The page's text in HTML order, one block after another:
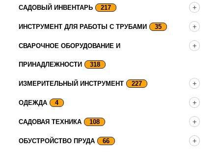
САДОВЫЙ ИНВЕНТАРЬ 217
ИНСТРУМЕНТ ДЛЯ РАБОТЫ С ТРУБАМИ 35
СВАРОЧНОЕ ОБОРУДОВАНИЕ И
ПРИНАДЛЕЖНОСТИ 318
ИЗМЕРИТЕЛЬНЫЙ ИНСТРУМЕНТ 227
ОДЕЖДА 4
САДОВАЯ ТЕХНИКА 108
ОБУСТРОЙСТВО ПРУДА 66